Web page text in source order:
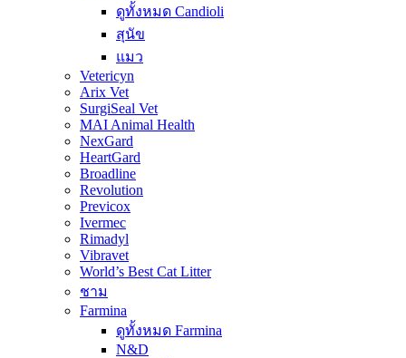
ดูทั้งหมด Candioli
สุนัข
แมว
Vetericyn
Arix Vet
SurgiSeal Vet
MAI Animal Health
NexGard
HeartGard
Broadline
Revolution
Previcox
Ivermec
Rimadyl
Vibravet
World’s Best Cat Litter
ชาม
Farmina
ดูทั้งหมด Farmina
N&D